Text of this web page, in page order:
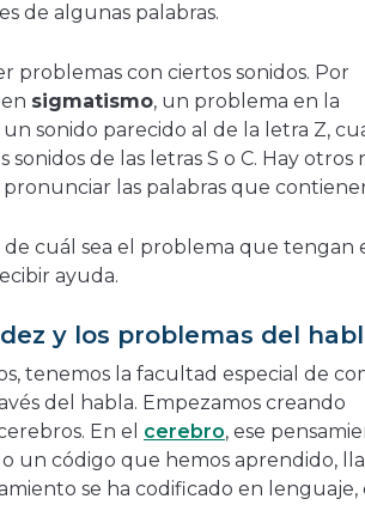
de algunas palabras.
problemas con ciertos sonidos. Por
sigmatismo, un problema en la
sonido parecido al de la letra Z,
de las letras S o C. Hay otros
las palabras que
cuál sea el problema que tengan
ayuda.
y los problemas del
tenemos la facultad especial de
del habla. Empezamos creando
En el cerebro, ese
un código que hemos aprendido,
se ha codificado en lenguaje,